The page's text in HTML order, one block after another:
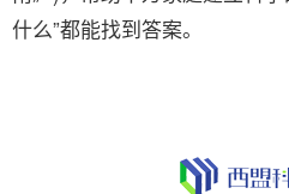
什么”都能找到答案。